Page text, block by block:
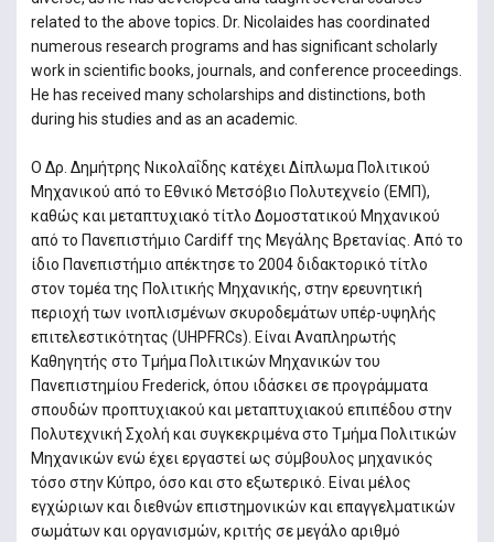
related to the above topics. Dr. Nicolaides has coordinated
numerous research programs and has significant scholarly
work in scientific books, journals, and conference proceedings.
He has received many scholarships and distinctions, both
during his studies and as an academic.
Ο Δρ. Δημήτρης Νικολαΐδης κατέχει Δίπλωμα Πολιτικού
Μηχανικού από το Εθνικό Μετσόβιο Πολυτεχνείο (ΕΜΠ),
καθώς και μεταπτυχιακό τίτλο Δομοστατικού Μηχανικού
από το Πανεπιστήμιο Cardiff της Μεγάλης Βρετανίας. Από το
ίδιο Πανεπιστήμιο απέκτησε το 2004 διδακτορικό τίτλο
στον τομέα της Πολιτικής Μηχανικής, στην ερευνητική
περιοχή των ινοπλισμένων σκυροδεμάτων υπέρ-υψηλής
επιτελεστικότητας (UHPFRCs). Είναι Αναπληρωτής
Καθηγητής στο Τμήμα Πολιτικών Μηχανικών του
Πανεπιστημίου Frederick, όπου ιδάσκει σε προγράμματα
σπουδών προπτυχιακού και μεταπτυχιακού επιπέδου στην
Πολυτεχνική Σχολή και συγκεκριμένα στο Τμήμα Πολιτικών
Μηχανικών ενώ έχει εργαστεί ως σύμβουλος μηχανικός
τόσο στην Κύπρο, όσο και στο εξωτερικό. Είναι μέλος
εγχώριων και διεθνών επιστημονικών και επαγγελματικών
σωμάτων και οργανισμών, κριτής σε μεγάλο αριθμό